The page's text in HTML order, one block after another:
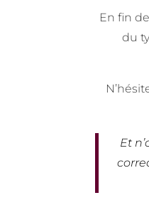
En fin
du
Et